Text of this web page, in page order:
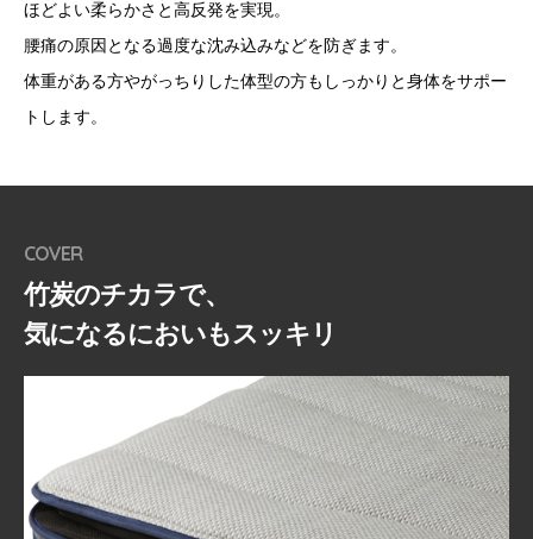
ほどよい柔らかさと高反発を実現。
腰痛の原因となる過度な沈み込みなどを防ぎます。
体重がある方やがっちりした体型の方もしっかりと身体をサポー
トします。
COVER
竹炭のチカラで、
気になるにおいもスッキリ